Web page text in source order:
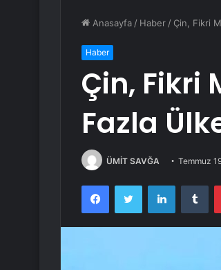
Anasayfa / Haber / Çin, Fikri
Haber
Çin, Fikri
Fazla
ÜMİT SAVĞA Temmuz
FacebookTwitter LinkedIn